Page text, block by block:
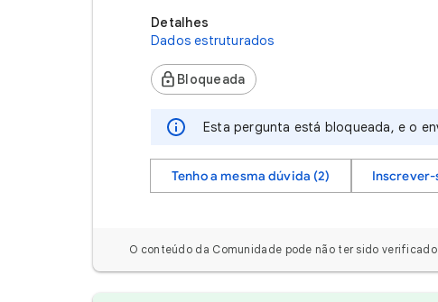
Detalhes
Dados estruturados
Bloqueada
Esta pergunta está bloqueada, e o
Tenho a mesma dúvida (2) Inscrever-
O conteúdo da Comunidade pode não ter sido